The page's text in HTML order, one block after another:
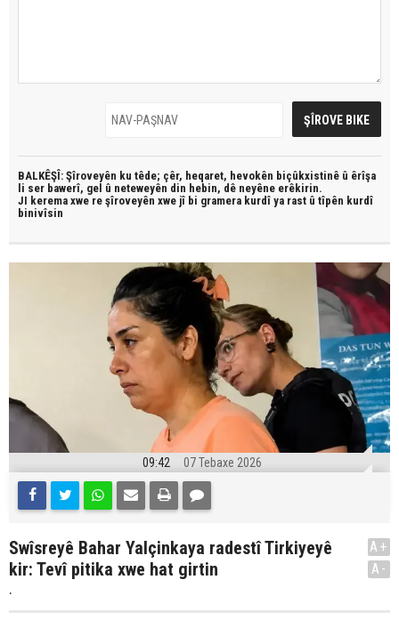
BALKÊŞÎ: Şîroveyên ku têde; çêr, heqaret, hevokên biçûkxistinê û êrîşa
li ser bawerî, gel û neteweyên din hebin, dê neyêne erêkirin.
JI kerema xwe re şîroveyên xwe jî bi gramera kurdî ya rast û tîpên kurdî
binivîsin
09:42 07 Tebaxe 2026
Swîsreyê Bahar Yalçinkaya radestî Tirkiyeyê
kir: Tevî pitika xwe hat girtin
.
A+
A-